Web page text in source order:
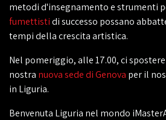
metodi d'insegnamento e strumenti
fumettistidi successo possano
tempi della crescita artistica.
Nel pomeriggio, alle 17.00, ci
nostra nuova sede di Genova per il
in Liguria.
Benvenuta Liguria nel mondo